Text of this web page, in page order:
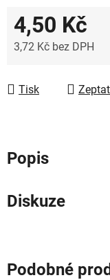
4,50 Kč
3,72 Kč bez DPH
Tisk
Popis
Diskuze
Podobné